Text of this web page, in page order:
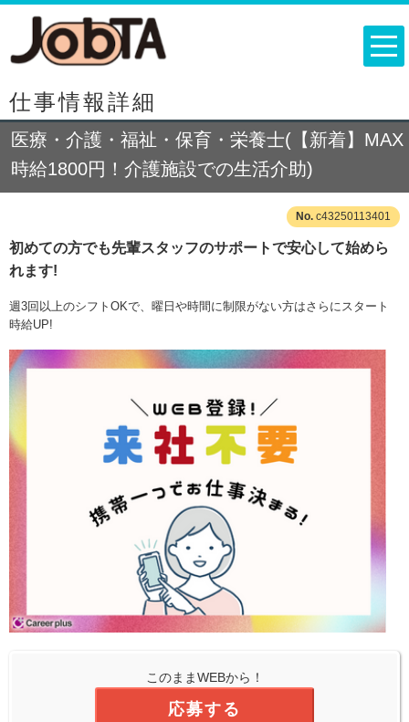
仕事情報詳細
医療・介護・福祉・保育・栄養士(【新着】MAX
時給1800円！介護施設での生活介助)
c43250113401
初めての方でも先輩スタッフのサポートで安心して始めら
れます!
週3回以上のシフトOKで、曜日や時間に制限がない方はさらにスタート
時給UP!
このままWEBから！
応募する